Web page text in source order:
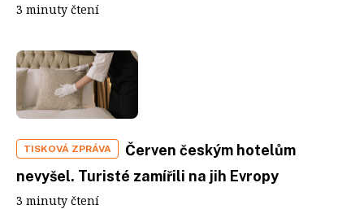
3 minuty čtení
TISKOVÁ ZPRÁVA
Červen českým hotelům
nevyšel. Turisté zamířili na jih Evropy
3 minuty čtení